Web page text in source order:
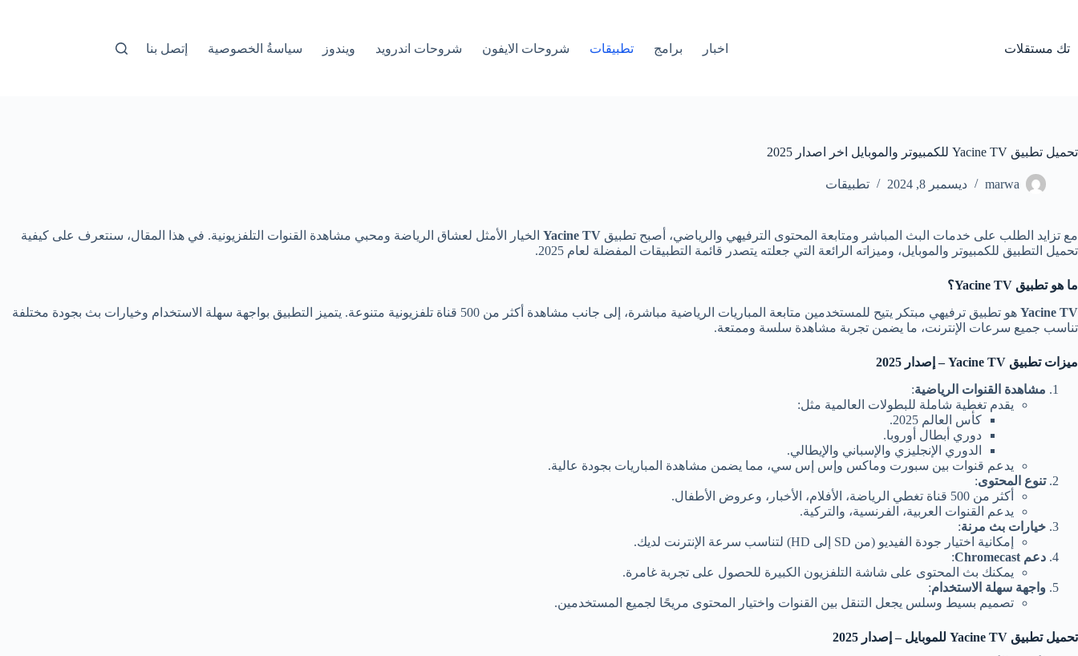
تك مستقلات اخبار برامج تطبيقات شروحات الايفون شروحات اندرويد ويندوز سياسةُ الخصوصية إتصل بنا
تحميل تطبيق Yacine TV للكمبيوتر والموبايل اخر اصدار 2025
marwa ديسمبر 8, 2024 تطبيقات
مع تزايد الطلب على خدمات البث المباشر ومتابعة المحتوى الترفيهي والرياضي، أصبح تطبيق Yacine TV الخيار الأمثل لعشاق الرياضة ومحبي مشاهدة القنوات التلفزيونية. في هذا المقال، سنتعرف على كيفية
تحميل التطبيق للكمبيوتر والموبايل، وميزاته الرائعة التي جعلته يتصدر قائمة التطبيقات المفضلة لعام 2025.
ما هو تطبيق Yacine TV
؟
Yacine TV
هو تطبيق ترفيهي مبتكر يتيح للمستخدمين متابعة المباريات الرياضية مباشرة، إلى جانب مشاهدة أكثر من 500 قناة تلفزيونية متنوعة. يتميز التطبيق بواجهة سهلة الاستخدام وخيارات بث بجودة مختلفة
تناسب جميع سرعات الإنترنت، ما يضمن تجربة مشاهدة سلسة وممتعة.
ميزات تطبيق Yacine TV –
إصدار 2025
مشاهدة القنوات الرياضية:
يقدم تغطية شاملة للبطولات العالمية مثل:
كأس العالم 2025.
دوري أبطال أوروبا.
الدوري الإنجليزي والإسباني والإيطالي.
يدعم قنوات بين سبورت وماكس وإس إس سي، مما يضمن مشاهدة المباريات بجودة عالية.
تنوع المحتوى:
أكثر من 500 قناة تغطي الرياضة، الأفلام، الأخبار، وعروض الأطفال.
يدعم القنوات العربية، الفرنسية، والتركية.
خيارات بث مرنة:
إمكانية اختيار جودة الفيديو (من SD إلى HD) لتناسب سرعة الإنترنت لديك.
دعم Chromecast
:
يمكنك بث المحتوى على شاشة التلفزيون الكبيرة للحصول على تجربة غامرة.
واجهة سهلة الاستخدام:
تصميم بسيط وسلس يجعل التنقل بين القنوات واختيار المحتوى مريحًا لجميع المستخدمين.
تحميل تطبيق Yacine TV
للموبايل – إصدار 2025